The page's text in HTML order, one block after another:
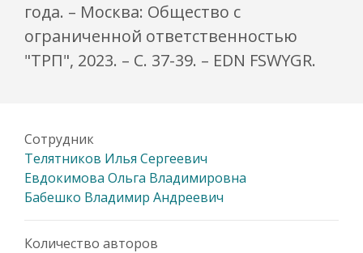
года. – Москва: Общество с
ограниченной ответственностью
"ТРП", 2023. – С. 37-39. – EDN FSWYGR.
Сотрудник
Телятников Илья Сергеевич
Евдокимова Ольга Владимировна
Бабешко Владимир Андреевич
Количество авторов